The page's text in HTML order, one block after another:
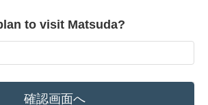
to visit Matsuda?